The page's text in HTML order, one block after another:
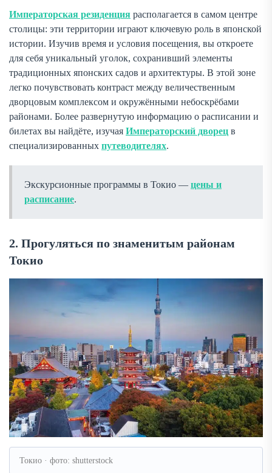
Императорская резиденция располагается в самом центре
столицы: эти территории играют ключевую роль в японской
истории. Изучив время и условия посещения, вы откроете
для себя уникальный уголок, сохранивший элементы
традиционных японских садов и архитектуры. В этой зоне
легко почувствовать контраст между величественным
дворцовым комплексом и окружёнными небоскрёбами
районами. Более развернутую информацию о расписании и
билетах вы найдёте, изучая Императорский дворец в
специализированных путеводителях.
Экскурсионные программы в Токио — цены и
расписание.
2. Прогуляться по знаменитым районам
Токио
Токио · фото: shutterstock